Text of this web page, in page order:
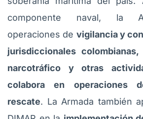
componente naval, la
operaciones de vigilancia y
jurisdiccionales
narcotráfico y otras
colabora en operaciones
rescate. La Armada también